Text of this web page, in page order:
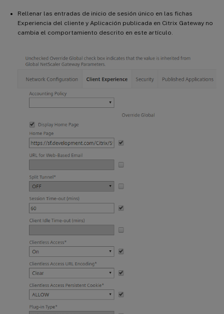
Rellenar las entradas de inicio de sesión único en las fichas
Experiencia del cliente y Aplicación publicada en Citrix Gateway no
cambia el comportamiento descrito en este artículo.